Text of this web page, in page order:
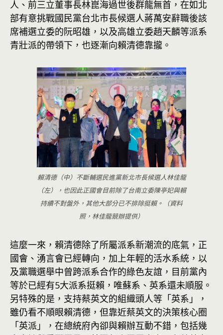
人、前三立董事長林崑海過世後群龍無首，在如北
部有意挑戰國民黨台北市長候選人蔣萬安辭職後該
席補選立委的阮昭雄，以及高雄立委趙天麟等派系
青壯派的帶領下，也逐漸向賴清德靠攏。
賴清德（中）不斷輔選民進黨新北市長候選人林佳龍
（左），也因此正國會目前除了台南立委陳亭妃與賴
持續不對盤外，其他大部分已不排除挺賴。（資料
照，林佳龍競辦提供）
這麼一來，賴清德除了所屬派系新潮流的底氣，正
國會、湧言會已經轉向，加上年輕的活水系統，以
及黨職選舉中曾跨派系合作的綠色友誼，目前黨內
等於已經有5大派系挺賴，唯蘇系、英系還未順服。
另特殊的是，支持蔡英文的組織頭人等「英系」，
雖仍看不順眼賴清德，但靠近蔡英文的決策核心圈
「英派」，在總統府內卻與賴辦互動不錯，包括幾